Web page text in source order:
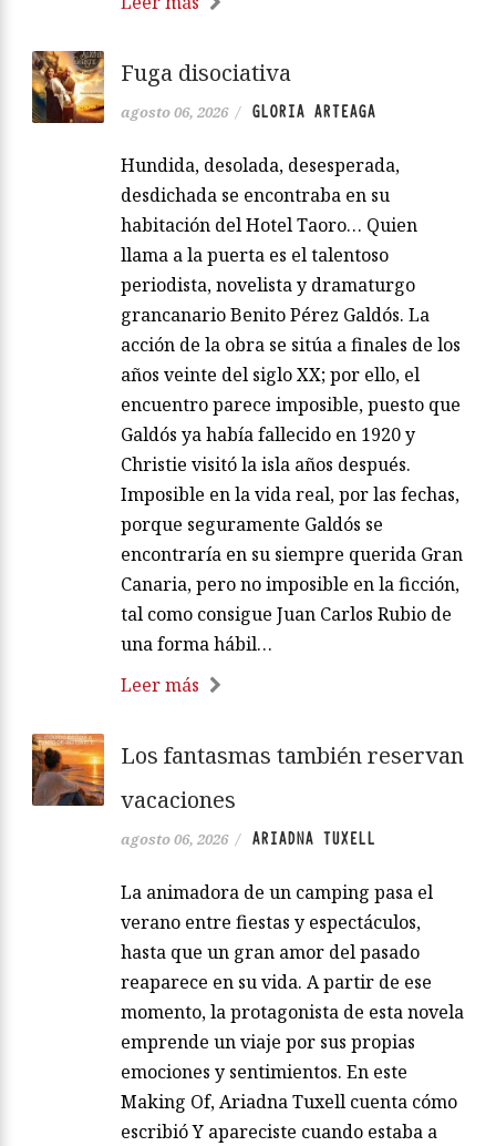
Fuga disociativa
agosto 06, 2026 / GLORIA ARTEAGA
Hundida, desolada, desesperada,
desdichada se encontraba en su
habitación del Hotel Taoro… Quien
llama a la puerta es el talentoso
periodista, novelista y dramaturgo
grancanario Benito Pérez Galdós. La
acción de la obra se sitúa a finales de los
años veinte del siglo XX; por ello, el
encuentro parece imposible, puesto que
Galdós ya había fallecido en 1920 y
Christie visitó la isla años después.
Imposible en la vida real, por las fechas,
porque seguramente Galdós se
encontraría en su siempre querida Gran
Canaria, pero no imposible en la ficción,
tal como consigue Juan Carlos Rubio de
una forma hábil…
Leer más
Los fantasmas también reservan
vacaciones
agosto 06, 2026 / ARIADNA TUXELL
La animadora de un camping pasa el
verano entre fiestas y espectáculos,
hasta que un gran amor del pasado
reaparece en su vida. A partir de ese
momento, la protagonista de esta novela
emprende un viaje por sus propias
emociones y sentimientos. En este
Making Of, Ariadna Tuxell cuenta cómo
escribió Y apareciste cuando estaba a